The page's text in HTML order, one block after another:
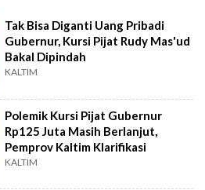
Tak Bisa Diganti Uang Pribadi
Gubernur, Kursi Pijat Rudy Mas'ud
Bakal Dipindah
KALTIM
Polemik Kursi Pijat Gubernur
Rp125 Juta Masih Berlanjut,
Pemprov Kaltim Klarifikasi
KALTIM